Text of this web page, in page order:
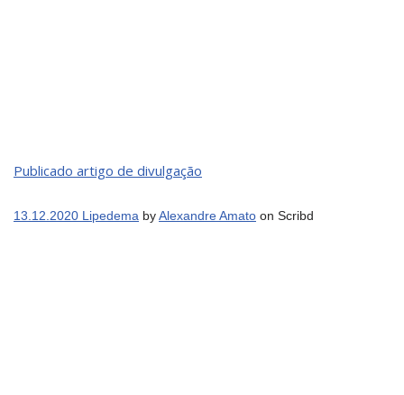
Publicado artigo de divulgação
13.12.2020 Lipedema byAlexandre Amato on Scribd